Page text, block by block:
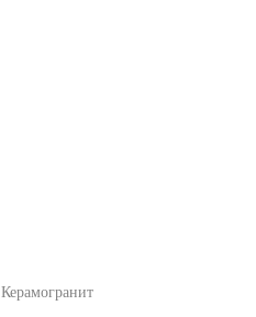
Керамогранит